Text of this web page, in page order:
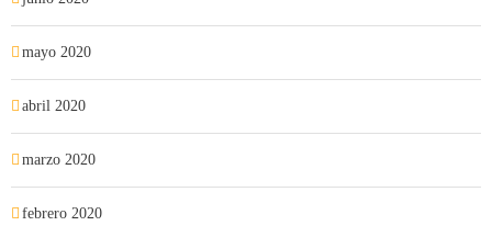
mayo 2020
abril 2020
marzo 2020
febrero 2020